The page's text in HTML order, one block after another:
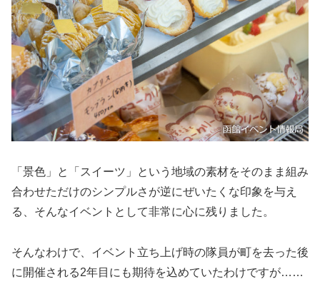
「景色」と「スイーツ」という地域の素材をそのまま組み
合わせただけのシンプルさが逆にぜいたくな印象を与え
る、そんなイベントとして非常に心に残りました。
そんなわけで、イベント立ち上げ時の隊員が町を去った後
に開催される2年目にも期待を込めていたわけですが……